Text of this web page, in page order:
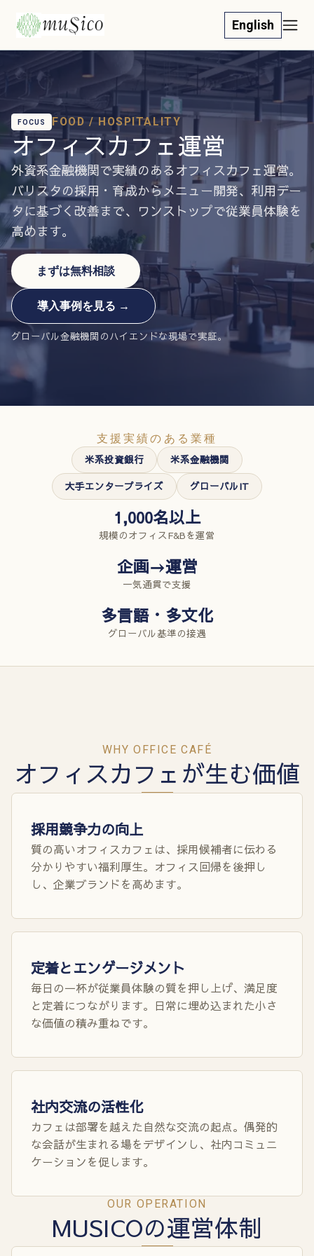
English
FOCUS FOOD / HOSPITALITY
オフィスカフェ運営
外資系金融機関で実績のあるオフィスカフェ運営。
バリスタの採用・育成からメニュー開発、利用デー
タに基づく改善まで、ワンストップで従業員体験を
高めます。
まずは無料相談
導入事例を見る →
グローバル金融機関のハイエンドな現場で実証。
支援実績のある業種
米系投資銀行
米系金融機関
大手エンタープライズ
グローバルIT
1,000名以上
規模のオフィスF&Bを運営
企画→運営
一気通貫で支援
多言語・多文化
グローバル基準の接遇
WHY OFFICE CAFÉ
オフィスカフェが生む価値
採用競争力の向上
質の高いオフィスカフェは、採用候補者に伝わる
分かりやすい福利厚生。オフィス回帰を後押し
し、企業ブランドを高めます。
定着とエンゲージメント
毎日の一杯が従業員体験の質を押し上げ、満足度
と定着につながります。日常に埋め込まれた小さ
な価値の積み重ねです。
社内交流の活性化
カフェは部署を越えた自然な交流の起点。偶発的
な会話が生まれる場をデザインし、社内コミュニ
ケーションを促します。
OUR OPERATION
MUSICOの運営体制